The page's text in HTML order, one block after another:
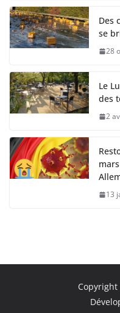
Des
se
28
Le
des
2
13